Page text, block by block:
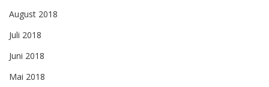
August 2018
Juli 2018
Juni 2018
Mai 2018